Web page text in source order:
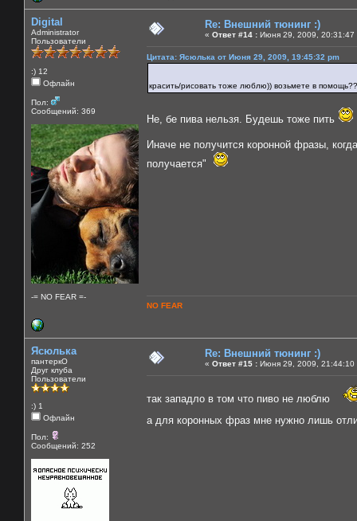
Digital
Administrator
Пользователи
:) 12
Офлайн
Пол:
Сообщений: 369
-= NO FEAR =-
Re: Внешний тюнинг :)
« Ответ #14 : Июня 29, 2009, 20:31:47
Цитата: Ясюлька от Июня 29, 2009, 19:45:32 pm
красить/рисовать тоже люблю)) возьмете в
Не, бе пива нельзя. Будешь тоже пить
Иначе не получится коронной фразы,
получается"
NO FEAR
Ясюлька
пантеркО
Друг клуба
Пользователи
:) 1
Офлайн
Пол:
Сообщений: 252
Re: Внешний тюнинг :)
« Ответ #15 : Июня 29, 2009, 21:44:10
так западло в том что пиво не люблю
а для коронных фраз мне нужно лишь